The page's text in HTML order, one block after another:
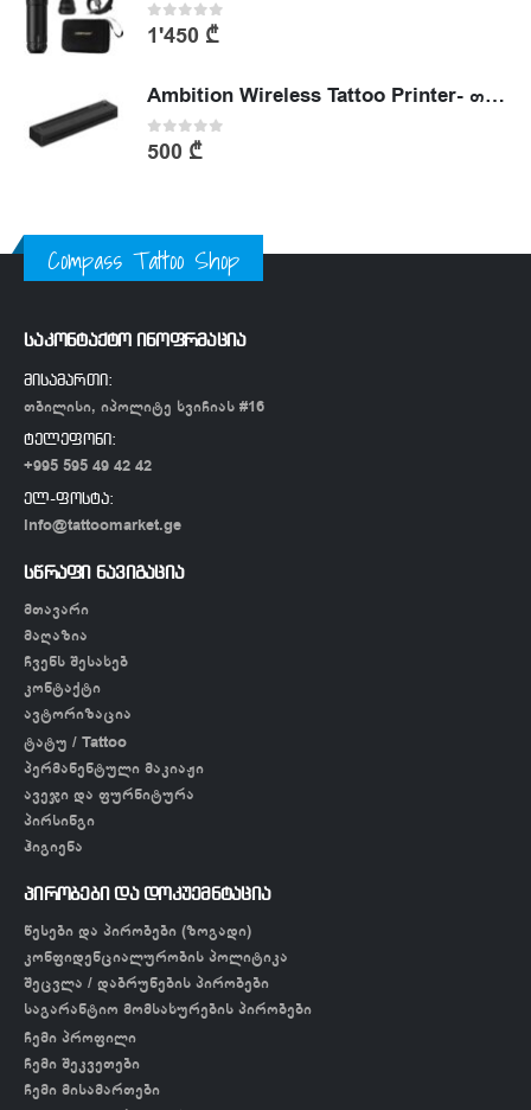
0out of 5
1'450 ₾
Ambition Wireless Tattoo Printer- თერმული პრინტერი
0out of 5
500 ₾
Compass Tattoo Shop
საკონტაქტო ინოფრმაცია
მისამართი:
თბილისი, იპოლიტე ხვიჩიას #16
ტელეფონი:
+995 595 49 42 42
ელ-ფოსტა:
info@tattoomarket.ge
სწრაფი ნავიგაცია
მთავარი
მაღაზია
ჩვენს შესახებ
კონტაქტი
ავტორიზაცია
ტატუ / Tattoo
პერმანენტული მაკიაჟი
ავეჯი და ფურნიტურა
პირსინგი
ჰიგიენა
პირობები და დოკუემნტაცია
წესები და პირობები (ზოგადი)
კონფიდენციალურობის პოლიტიკა
შეცვლა / დაბრუნების პირობები
საგარანტიო მომსახურების პირობები
ჩემი პროფილი
ჩემი შეკვეთები
ჩემი მისამართები